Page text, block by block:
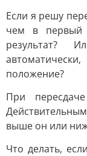
Если я решу
чем в первый
результат?
положение?
При
выше он или
Что делать,